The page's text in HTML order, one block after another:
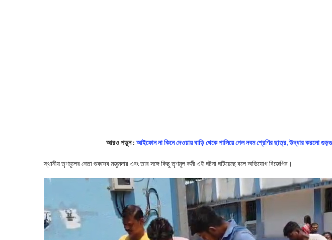
আরও পড়ুন : আইফোন না কিনে দেওয়ায় বাড়ি থেকে পালিয়ে গেল নবম শ্রেণির ছাত্র, উদ্ধার করলো
স্থানীয় তৃণমূলের নেতা শুকদেব মজুমদার এবং তার সঙ্গে কিছু তৃণমূল কর্মী এই ঘটনা ঘটিয়েছে বলে অভিযোগ বিজেপির।